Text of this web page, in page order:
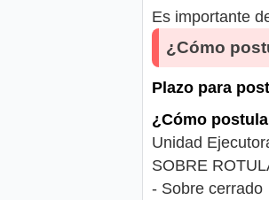
Es importante
¿Cómo
Plazo para
¿Cómo
Unidad
SOBRE
- Sobre cerrado